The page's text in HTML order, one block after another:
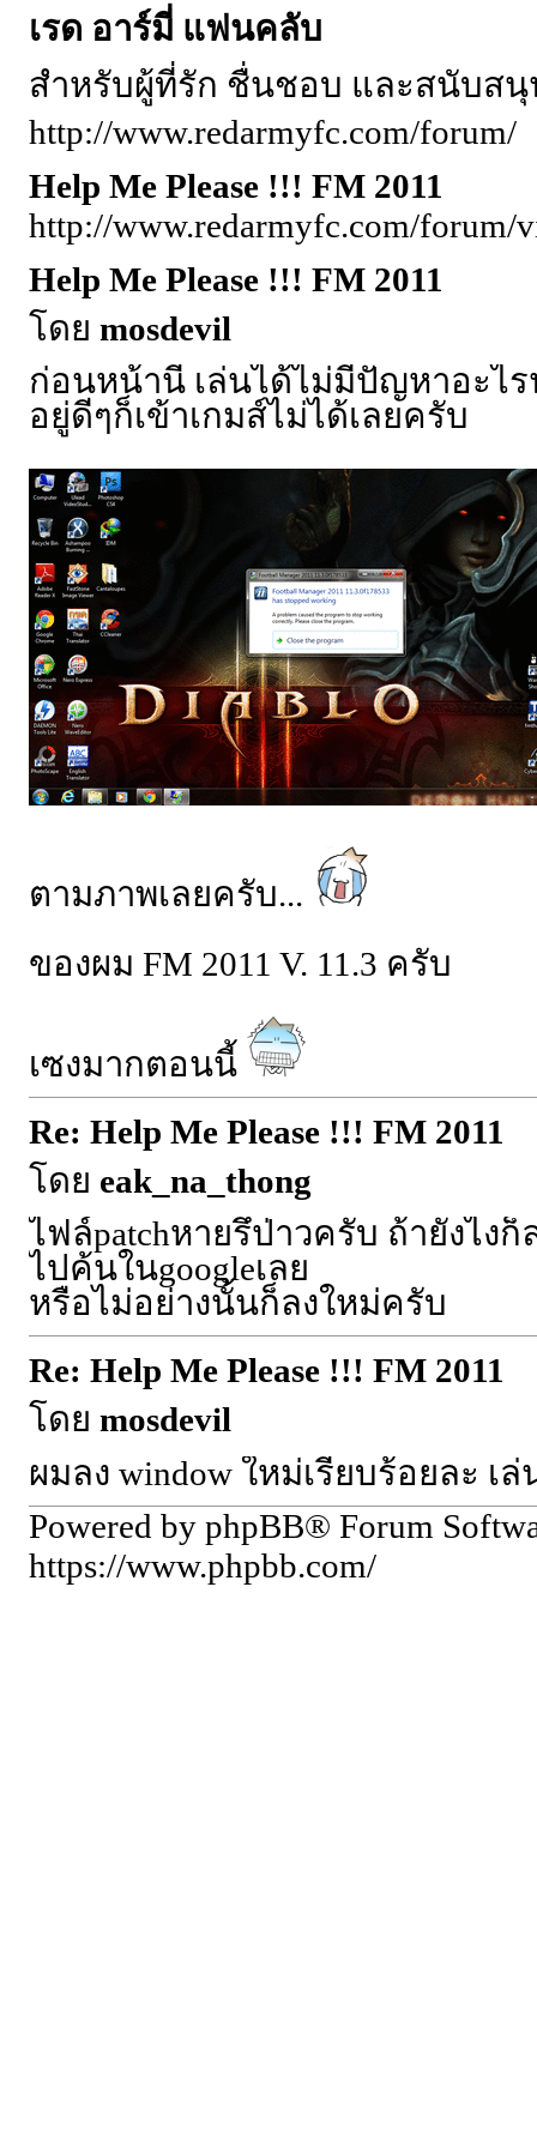
เรด อาร์มี่ แฟนคลับ
สำหรับผู้ที่รัก ชื่นชอบ และสนับสนุน
http://www.redarmyfc.com/forum/
Help Me Please !!! FM 2011
http://www.redarmyfc.com/forum/
Help Me Please !!! FM 2011
โดย mosdevil
ก่อนหน้านี้ เล่นได้ไม่มีปัญหาอะไร
อยู่ดีๆก็เข้าเกมส์ไม่ได้เลยครับ
ตามภาพเลยครับ...
ของผม FM 2011 V. 11.3 ครับ
เซงมากตอนนี้
Re: Help Me Please !!! FM 2011
โดย eak_na_thong
ไฟล์patchหายรึป่าวครับ ถ้ายังไง
ไปค้นในgoogleเลย
หรือไม่อย่างนั้นก็ลงใหม่ครับ
Re: Help Me Please !!! FM 2011
โดย mosdevil
ผมลง window ใหม่เรียบร้อยละ เ
Powered by phpBB® Forum
https://www.phpbb.com/